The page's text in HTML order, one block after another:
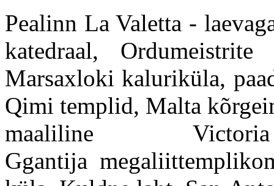
Pealinn La Valetta -
katedraal,
Marsaxloki kaluriküla,
Qimi templid, Malta
maaliline
Ggantija